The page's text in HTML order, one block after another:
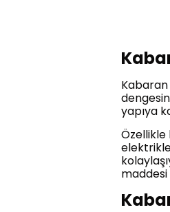
Kabaran
yapıya
Özellikle